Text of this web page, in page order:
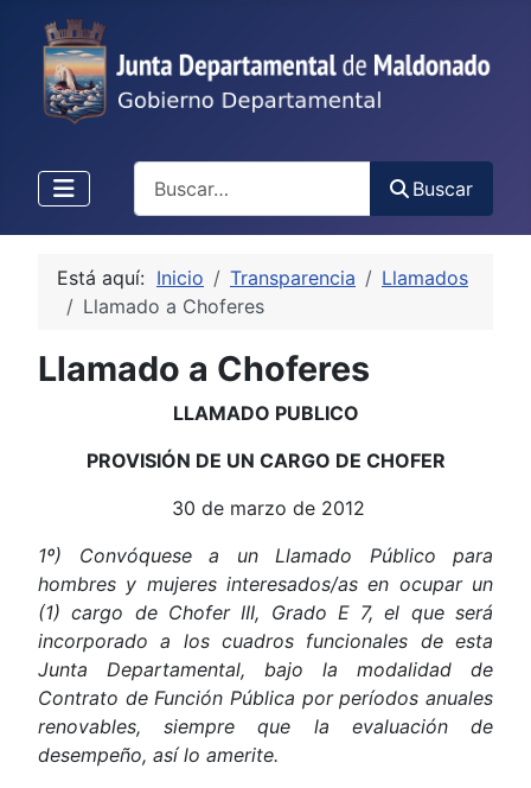
Buscar
Está aquí: Inicio Transparencia
Llamados
Llamado a Choferes
Llamado a Choferes
LLAMADO PUBLICO
PROVISIÓN DE UN CARGO DE CHOFER
30 de marzo de 2012
1º) Convóquese a un Llamado Público para
hombres y mujeres interesados/as en ocupar un
(1) cargo de Chofer III, Grado E 7, el que será
incorporado a los cuadros funcionales de esta
Junta Departamental, bajo la modalidad de
Contrato de Función Pública por períodos anuales
renovables, siempre que la evaluación de
desempeño, así lo amerite.